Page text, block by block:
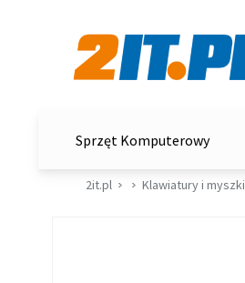
Sprzęt Komputerowy
2it.pl Klawiatury i myszki